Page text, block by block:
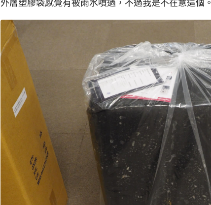
外層塑膠袋感覺有被雨水噴過，不過我是不在意這個。